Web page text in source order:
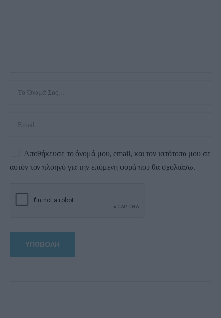
Αποθήκευσε το όνομά μου, email, και τον ιστότοπο μου σε
αυτόν τον πλοηγό για την επόμενη φορά που θα σχολιάσω.